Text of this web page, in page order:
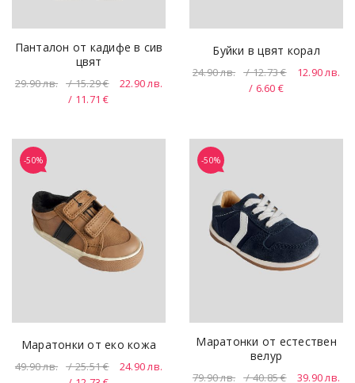
Панталон от кадифе в сив
цвят
29.90лв. / 15.29 € 22.90лв.
/ 11.71 €
Буйки в цвят корал
24.90лв. / 12.73 € 12.90лв.
/ 6.60 €
-50%
Маратонки от еко кожа
49.90лв. / 25.51 € 24.90лв.
-50%
Маратонки от естествен
велур
79.90лв. / 40.85 € 39.90лв.